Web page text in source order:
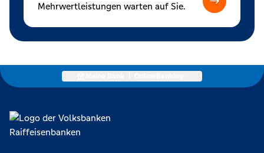
Mehrwertleistungen warten auf Sie.